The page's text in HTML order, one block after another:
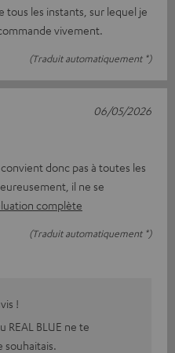
tous les instants, sur lequel je
vivement.
(Traduit automatiquement *)
donc pas à toutes les
il ne se
complète
(Traduit automatiquement *)
06/05/2026
!
REAL BLUE ne te
souhaitais.